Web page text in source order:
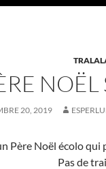
20, 2019
Père Noël écolo
Pas de